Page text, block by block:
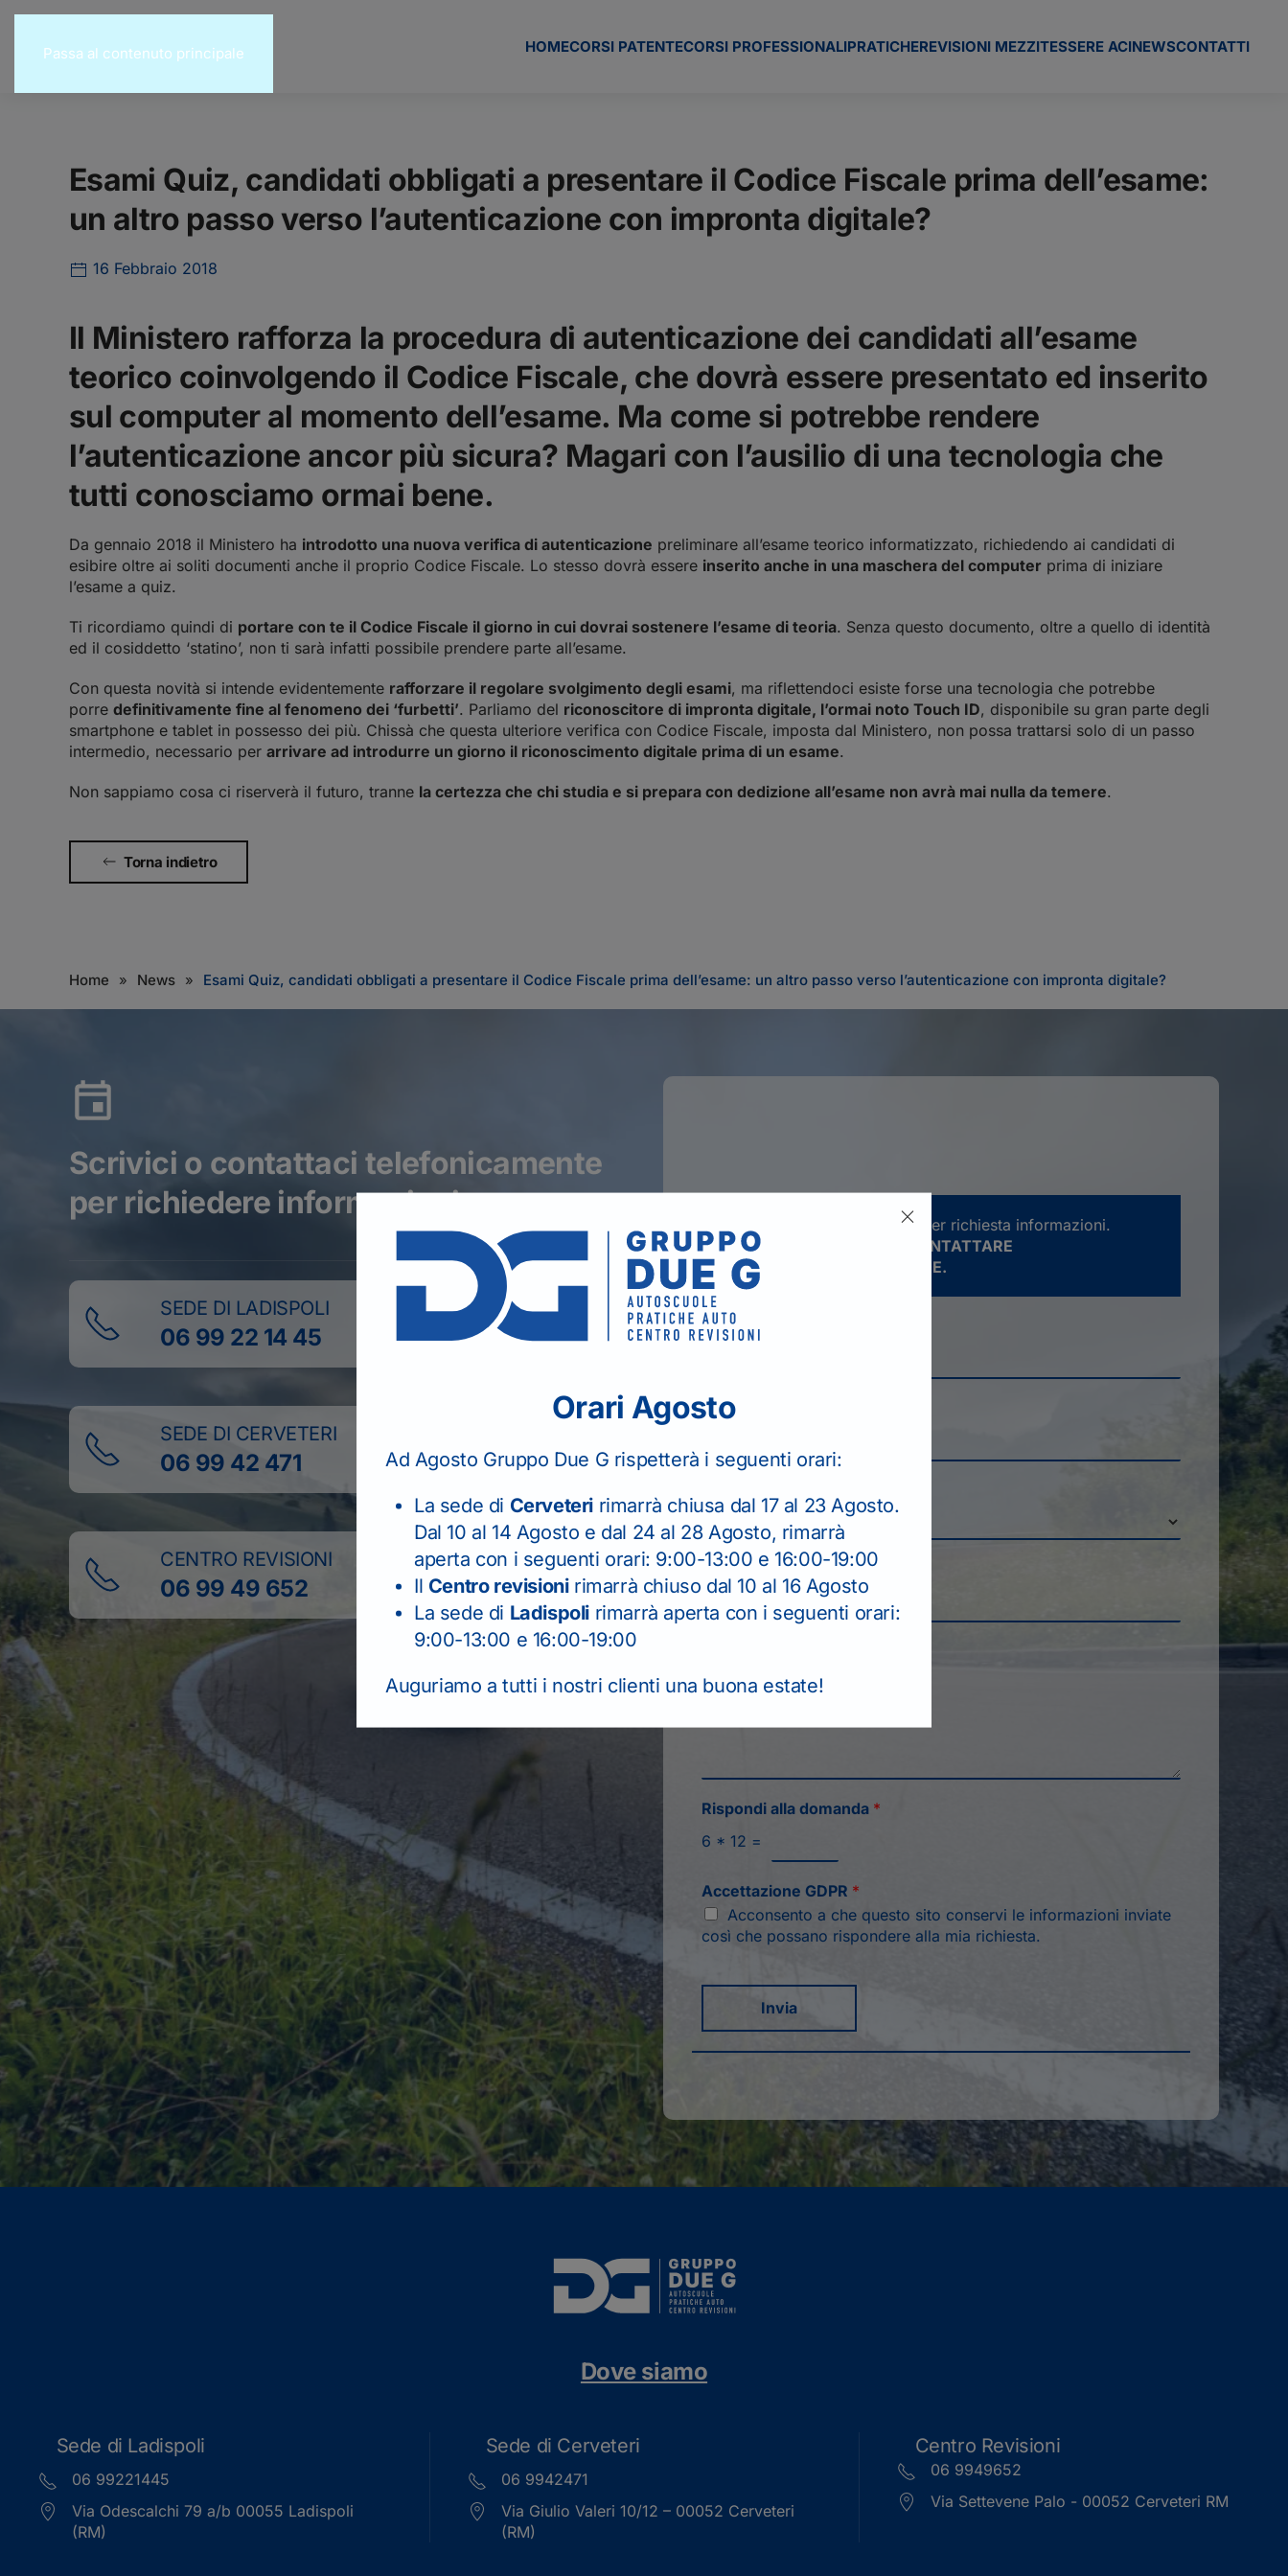
Passa al contenuto principale HOMECORSI PATENTECORSI PROFESSIONALIPRATICHEREVISIONI MEZZITESSERE ACINEWSCONTATTI
Esami Quiz, candidati obbligati a presentare il Codice Fiscale prima dell’esame:
un altro passo verso l’autenticazione con impronta digitale?
16 Febbraio 2018
Il Ministero rafforza la procedura di autenticazione dei candidati all’esame
teorico coinvolgendo il Codice Fiscale, che dovrà essere presentato ed inserito
sul computeral momento dell’esame. Ma come si potrebbe rendere
l’autenticazione ancor più sicura? Magari con l’ausilio di una tecnologia che
tutti conosciamo ormai bene.
Da gennaio 2018 il Ministero ha introdotto una nuova verifica di autenticazione preliminare all’esame teorico informatizzato, richiedendo ai candidati di
esibire oltre ai soliti documenti anche il proprio Codice Fiscale. Lo stesso dovrà essere inserito anche in una maschera del computer prima di iniziare
l’esame a quiz.
Ti ricordiamo quindi di portare con te il Codice Fiscale il giorno in cui dovrai sostenere l’esame di teoria. Senza questo documento, oltre a quello di identità
ed il cosiddetto ‘statino’, non ti sarà infatti possibile prendere parte all’esame.
Con questa novità si intende evidentemente rafforzare il regolare svolgimento degli esami, ma riflettendoci esiste forse una tecnologia che potrebbe
porre definitivamente fine al fenomeno dei ‘furbetti’. Parliamo del riconoscitore di impronta digitale, l’ormai noto Touch ID, disponibile su gran parte degli
smartphone e tablet in possesso dei più. Chissà che questa ulteriore verifica con Codice Fiscale, imposta dal Ministero, non possa trattarsi solo di un passo
intermedio, necessario per arrivare ad introdurre un giorno il riconoscimento digitale prima di un esame.
Non sappiamo cosa ci riserverà il futuro, tranne la certezza che chi studia e si prepara con dedizione all’esame non avrà mai nulla da temere.
Torna indietro
Home News Esami Quiz, candidati obbligati a presentare il Codice Fiscale prima dell’esame: un altro passo verso l’autenticazione con impronta digitale?
Scrivici o contattaci telefonicamente
per richiedere informazioni.
SEDE DI LADISPOLI
06 99 22 14 45
SEDE DI CERVETERI
06 99 42 471
CENTRO REVISIONI
06 99 49 652
Il seguente form serve solo per richiesta informazioni.
PER I RINNOVI PATENTE CONTATTARE
TELEFONICAMENTE LA SEDE.
Nome*
Email
Telefono
Rispondi alla domanda *
6 * 12 =
Accettazione GDPR *
Acconsento a che questo sito conservi le informazioni inviate
così che possano rispondere alla mia richiesta.
Invia
Dove siamo
Sede di Ladispoli
06 99221445
Via Odescalchi 79 a/b 00055 Ladispoli
(RM)
Sede di Cerveteri
06 9942471
Via Giulio Valeri 10/12 – 00052 Cerveteri
(RM)
Centro Revisioni
06 9949652
Via Settevene Palo - 00052 Cerveteri RM
Orari Agosto
Ad Agosto Gruppo Due G rispetterà i seguenti orari:
La sede di Cerveteri rimarrà chiusa dal 17 al 23 Agosto.
Dal 10 al 14 Agosto e dal 24 al 28 Agosto, rimarrà
aperta con i seguenti orari: 9:00-13:00 e 16:00-19:00
Il Centro revisionirimarrà chiuso dal 10 al 16 Agosto
La sede di Ladispoli rimarrà aperta con i seguenti orari:
9:00-13:00 e 16:00-19:00
Auguriamo a tutti i nostri clienti una buona estate!